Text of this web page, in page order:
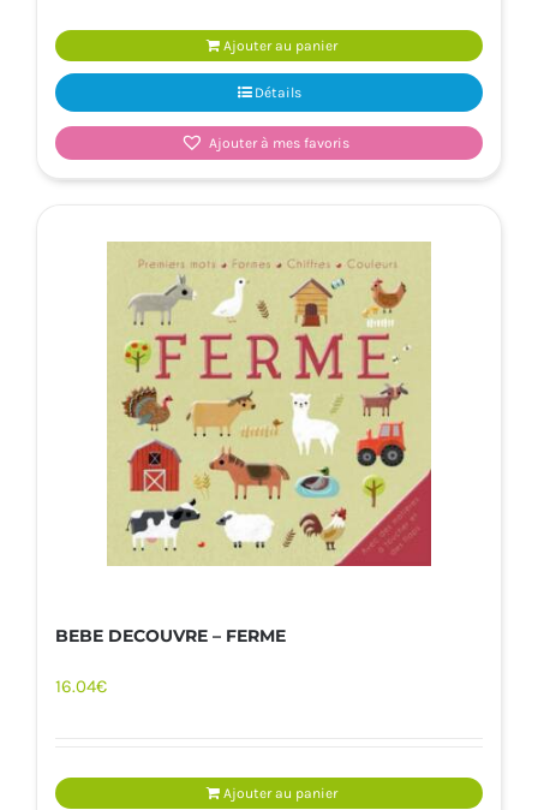
Ajouter au panier
Détails
Ajouter à mes favoris
BEBE DECOUVRE – FERME
16.04€
Ajouter au panier